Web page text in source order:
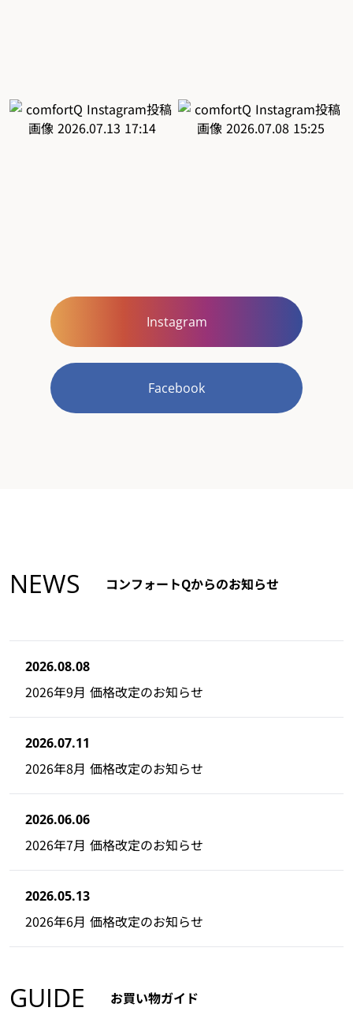
Instagram
Facebook
NEWS コンフォートQからのお知らせ
2026.08.08
2026年9月 価格改定のお知らせ
2026.07.11
2026年8月 価格改定のお知らせ
2026.06.06
2026年7月 価格改定のお知らせ
2026.05.13
2026年6月 価格改定のお知らせ
GUIDE お買い物ガイド